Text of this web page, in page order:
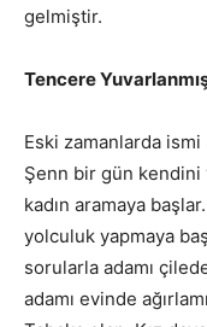
gelmiştir.
Tencere
Eski zamanlarda ismi
Şenn bir gün
kadın aramaya
yolculuk yapmaya
sorularla adamı
adamı evinde